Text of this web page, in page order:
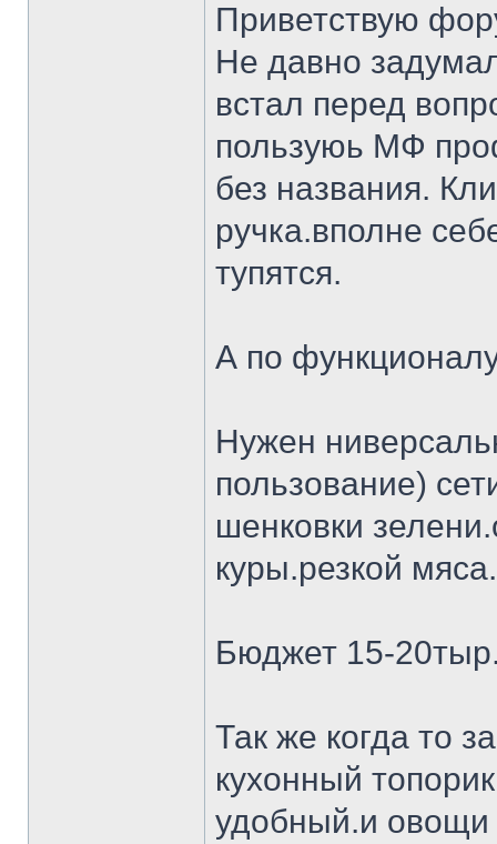
Приветствую
Не давно
встал перед
пользуюь МФ
без названия.
ручка.вполне
тупятся.
А по
Нужен
пользование)
шенковки
куры.резкой
Бюджет 15-
Так же когда то
кухонный
удобный.и овощи